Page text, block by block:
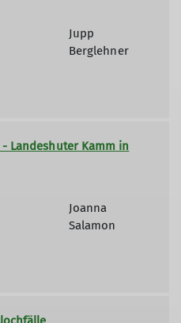
Jupp
Berglehner
Landeshuter Kamm in
Joanna
Salamon